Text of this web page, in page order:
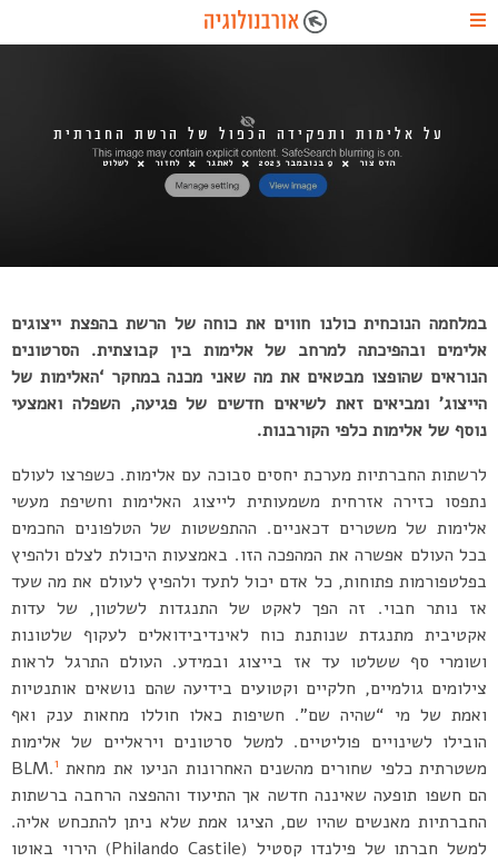
על אלימות ותפקידה הכפול של הרשת החברתית
הדס צור 9 בנובמבר 2023 לאתגר לחזור לשלוט
במלחמה הנוכחית כולנו חווים את כוחה של הרשת בהפצת ייצוגים
אלימים ובהפיכתה למרחב של אלימות בין קבוצתית. הסרטונים
הנוראים שהופצו מבטאים את מה שאני מכנה במחקר ‘האלימות של
הייצוג’ ומביאים זאת לשיאים חדשים של פגיעה, השפלה ואמצעי
נוסף של אלימות כלפי הקורבנות.
לרשתות החברתיות מערכת יחסים סבוכה עם אלימות. כשפרצו לעולם
נתפסו כזירה אזרחית משמעותית לייצוג האלימות וחשיפת מעשי
אלימות של משטרים דכאניים. ההתפשטות של הטלפונים החכמים
בכל העולם אפשרה את המהפכה הזו. באמצעות היכולת לצלם ולהפיץ
בפלטפורמות פתוחות, כל אדם יכול לתעד ולהפיץ לעולם את מה שעד
אז נותר חבוי. זה הפך לאקט של התנגדות לשלטון, של עדות
אקטיבית מתנגדת שנותנת כוח לאינדיבידואלים לעקוף שלטונות
ושומרי סף ששלטו עד אז בייצוג ובמידע. העולם התרגל לראות
צילומים גולמיים, חלקיים וקטועים בידיעה שהם נושאים אותנטיות
ואמת של מי “שהיה שם”. חשיפות כאלו חוללו מחאות ענק ואף
הובילו לשינויים פוליטיים. למשל סרטונים ויראליים של אלימות
משטרתית כלפי שחורים מהשנים האחרונות הניעו את מחאת BLM. 1
הם חשפו תופעה שאיננה חדשה אך התיעוד וההפצה הרחבה ברשתות
החברתיות מאנשים שהיו שם, הציגו אמת שלא ניתן להתכחש אליה.
למשל חברתו של פילנדו קסטיל (Philando Castile) הירוי באוטו